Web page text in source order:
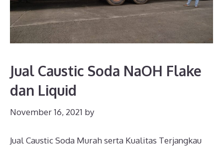
Jual Caustic Soda NaOH Flake
dan Liquid
November 16, 2021 by
Jual Caustic Soda Murah serta Kualitas Terjangkau